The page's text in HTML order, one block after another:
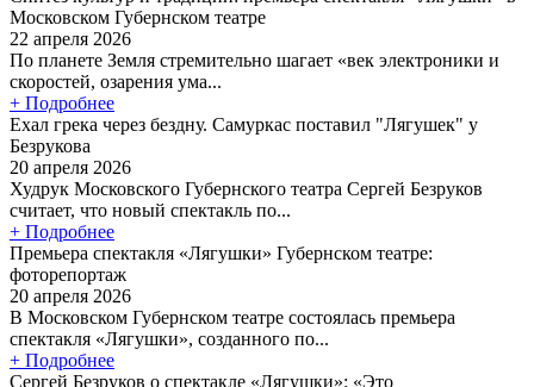
Московском Губернском театре
22 апреля 2026
По планете Земля стремительно шагает «век электроники и
скоростей, озарения ума...
+ Подробнее
Ехал грека через бездну. Самуркас поставил "Лягушек" у
Безрукова
20 апреля 2026
Худрук Московского Губернского театра Сергей Безруков
считает, что новый спектакль по...
+ Подробнее
Премьера спектакля «Лягушки» Губернском театре:
фоторепортаж
20 апреля 2026
В Московском Губернском театре состоялась премьера
спектакля «Лягушки», созданного по...
+ Подробнее
Сергей Безруков о спектакле «Лягушки»: «Это